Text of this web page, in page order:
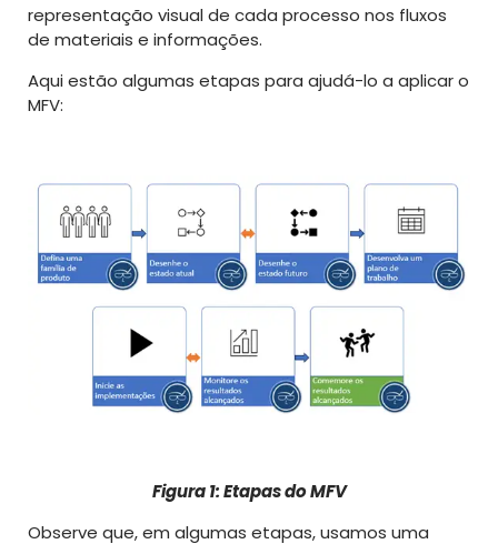
representação visual de cada processo nos fluxos
de materiais e informações.
Aqui estão algumas etapas para ajudá-lo a aplicar o
MFV:
Figura 1: Etapas do MFV
Observe que, em algumas etapas, usamos uma